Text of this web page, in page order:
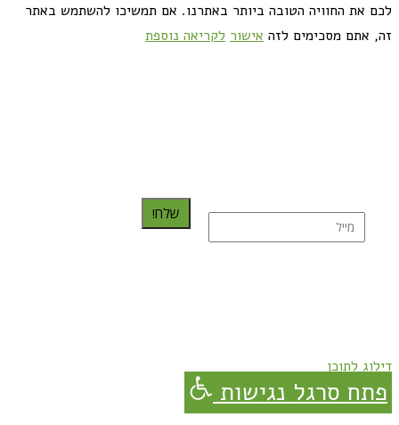
לכם את החוויה הטובה ביותר באתרנו. אם תמשיכו להשתמש באתר
זה, אתם מסכימים לזה אישור לקריאה נוספת
שלח!
דילוג לתוכן
פתח סרגל נגישות